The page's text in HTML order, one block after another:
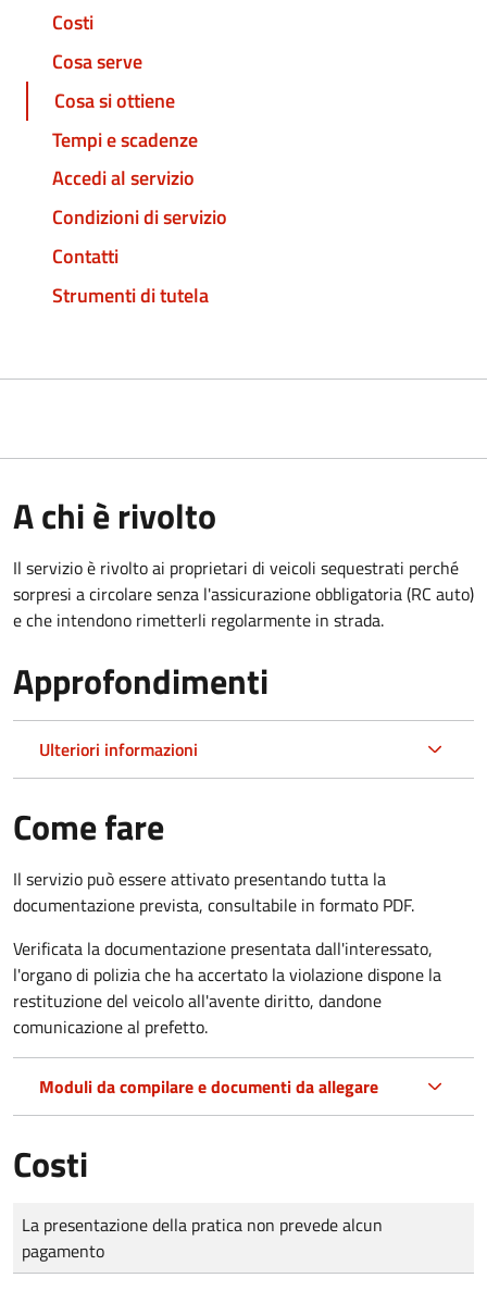
Costi
Cosa serve
Cosa si ottiene
Tempi e scadenze
Accedi al servizio
Condizioni di servizio
Contatti
Strumenti di tutela
A chi è rivolto
Il servizio è rivolto ai proprietari di veicoli sequestrati perché
sorpresi a circolare senza l'assicurazione obbligatoria (RC auto)
e che intendono rimetterli regolarmente in strada.
Approfondimenti
Ulteriori informazioni
Come fare
Il servizio può essere attivato presentando tutta la
documentazione prevista, consultabile in formato PDF.
Verificata la documentazione presentata dall'interessato,
l'organo di polizia che ha accertato la violazione dispone la
restituzione del veicolo all'avente diritto, dandone
comunicazione al prefetto.
Moduli da compilare e documenti da allegare
Costi
Tipo di pagamento
Importo
La presentazione della pratica non prevede alcun
pagamento